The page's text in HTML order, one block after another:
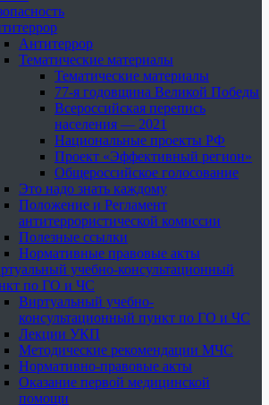
Антитеррор
Тематические материалы
Тематические материалы
77-я годовщина Великой Победы
Всероссийская перепись
населения — 2021
Национальные проекты РФ
Проект «Эффективный регион»
Общероссийское голосование
Это надо знать каждому
Положение и Регламент
антитеррористической комиссии
Полезные ссылки
Нормативные правовые акты
учебно-консультационный
по ГО и ЧС
Виртуальный учебно-
консультационный пункт по ГО и ЧС
Лекции УКП
Методические рекомендации МЧС
Нормативно-правовые акты
Оказание первой медицинской
помощи